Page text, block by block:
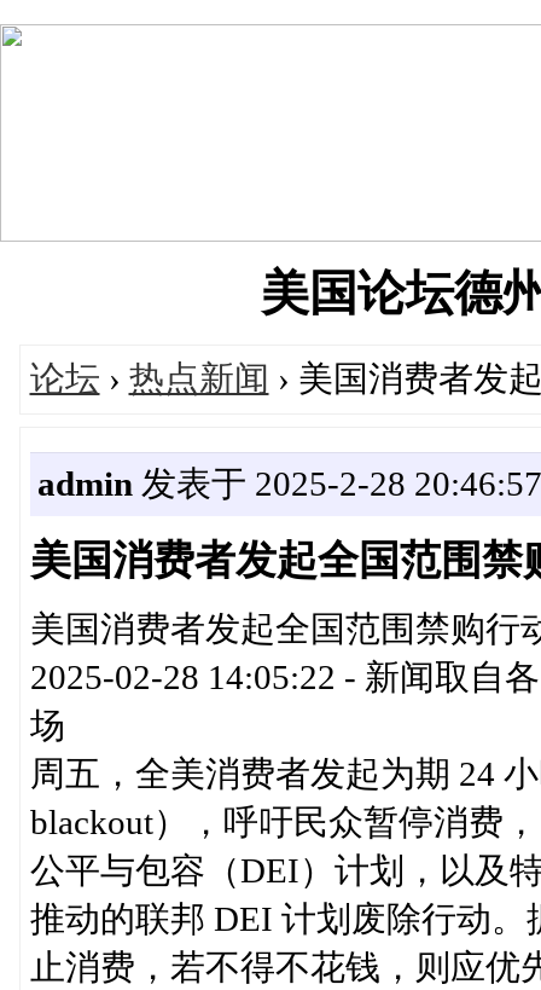
美国论坛德
论坛 › 热点新闻 › 美国消费者发
admin 发表于 2025-2-28 20:46:57
美国消费者发起全国范围禁
美国消费者发起全国范围禁购行
2025-02-28 14:05:22 - 新闻取自
场
周五，全美消费者发起为期 24
blackout），呼吁民众暂停消费
公平与包容（DEI）计划，以及
推动的联邦 DEI 计划废除行动。
止消费，若不得不花钱，则应优